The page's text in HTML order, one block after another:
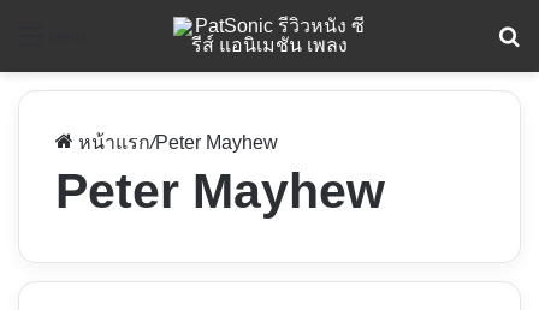
หน้าแรก/Peter Mayhew
Peter Mayhew